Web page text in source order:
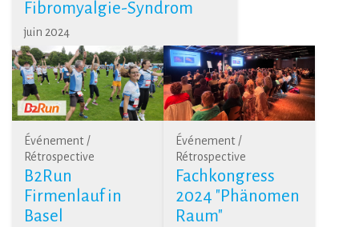
Fibromyalgie-Syndrom
juin 2024
Événement /
Rétrospective
B2Run
Firmenlauf in
Basel
Événement /
Rétrospective
Fachkongress
2024 "Phänomen
Raum"